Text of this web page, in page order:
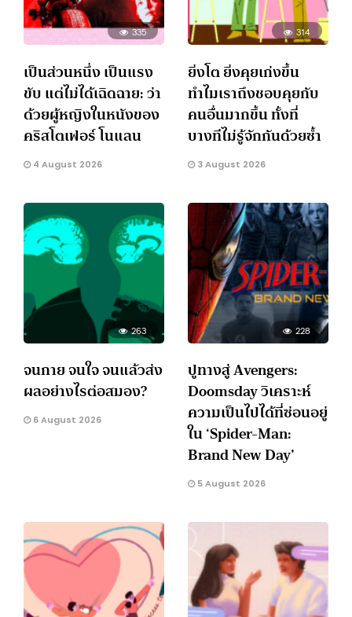
335
เป็นส่วนหนึ่ง เป็นแรง
ขับ แต่ไม่ได้เฉิดฉาย: ว่า
ด้วยผู้หญิงในหนังของ
คริสโตเฟอร์ โนแลน
4 August 2026
314
ยิ่งโต ยิ่งคุยเก่งขึ้น
ทำไมเราถึงชอบคุยกับ
คนอื่นมากขึ้น ทั้งที่
บางทีไม่รู้จักกันด้วยซ้ำ
3 August 2026
263
จนกาย จนใจ จนแล้วส่ง
ผลอย่างไรต่อสมอง?
6 August 2026
228
ปูทางสู่ Avengers:
Doomsday วิเคราะห์
ความเป็นไปได้ที่ซ่อนอยู่
ใน ‘Spider-Man:
Brand New Day’
5 August 2026